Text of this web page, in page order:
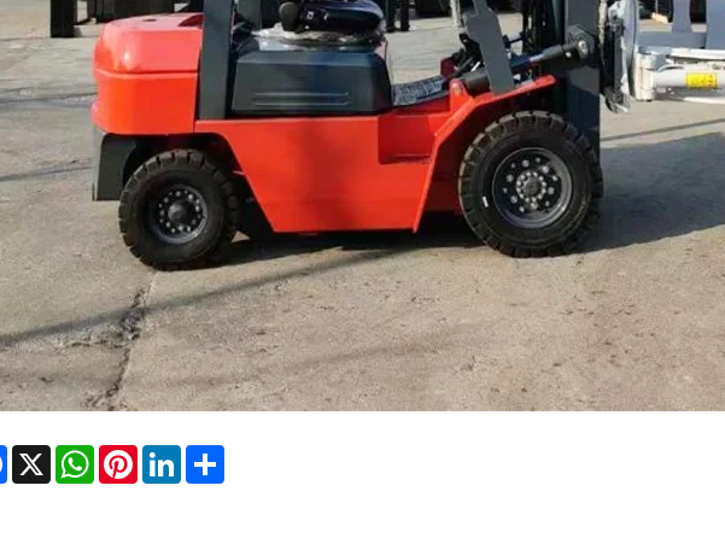
Facebook
X WhatsAppPinterestLinkedIn